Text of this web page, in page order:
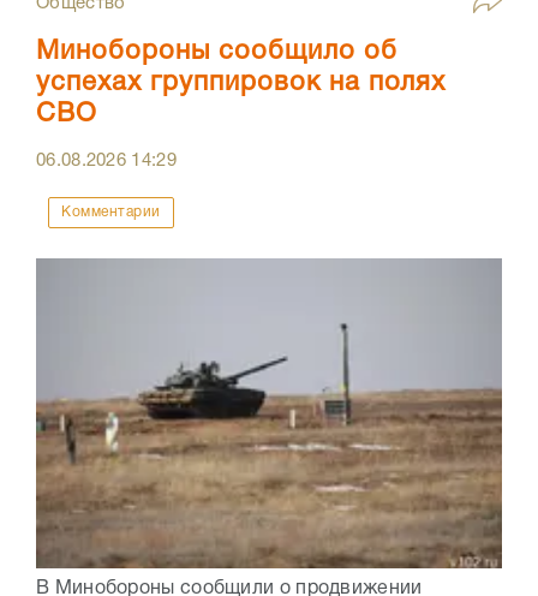
Минобороны сообщило об
успехах группировок на полях
СВО
06.08.2026 14:29
Комментарии
В Минобороны сообщили о продвижении